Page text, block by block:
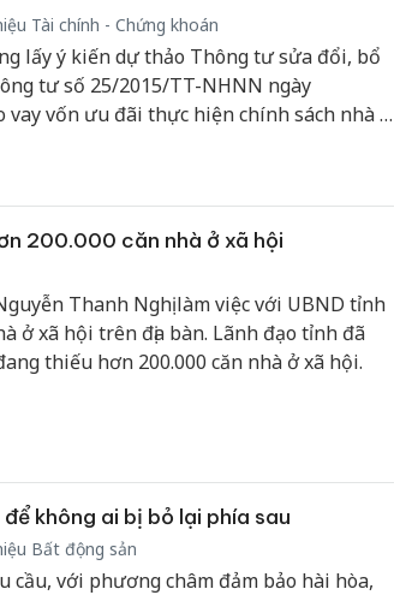
Tài chính - Chứng khoán
lấy ý kiến dự thảo Thông tư sửa đổi, bổ
tư số 25/2015/TT-NHNN ngày
vay vốn ưu đãi thực hiện chính sách nhà ở
200.000 căn nhà ở xã hội
Thanh Nghị làm việc với UBND tỉnh
ở xã hội trên địa bàn. Lãnh đạo tỉnh đã
thiếu hơn 200.000 căn nhà ở xã hội.
không ai bị bỏ lại phía sau
Bất động sản
cầu, với phương châm đảm bảo hài hòa,